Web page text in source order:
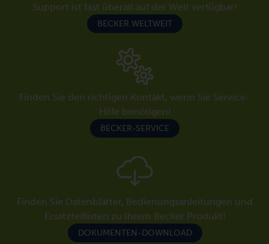
Support ist fast überall auf der Welt verfügbar!
BECKER WELTWEIT
Finden Sie den richtigen Kontakt, wenn Sie Service-
Hilfe benötigen!
BECKER-SERVICE
Finden Sie Datenblätter, Bedienungsanleitungen und
Ersatzteillisten zu Ihrem Becker Produkt!
DOKUMENTEN-DOWNLOAD